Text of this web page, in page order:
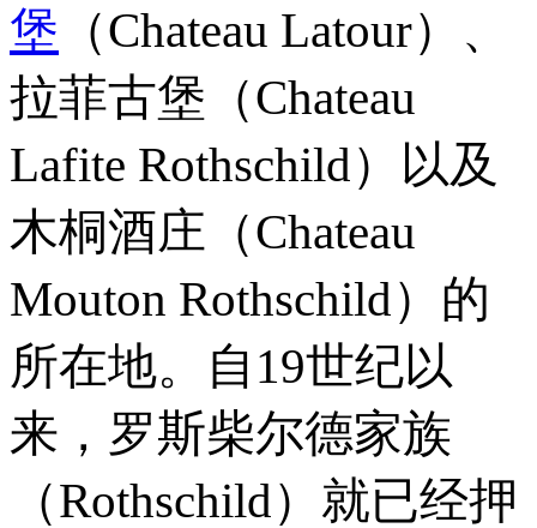
堡 （Chateau Latour）、
拉菲古堡（Chateau
Lafite Rothschild）以及
木桐酒庄（Chateau
Mouton Rothschild）的
所在地。自19世纪以
来，罗斯柴尔德家族
（Rothschild）就已经押